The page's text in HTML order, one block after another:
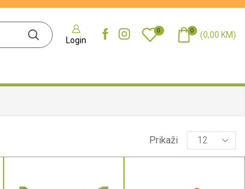
Login
0 0 (0,00 KM)
Prikaži